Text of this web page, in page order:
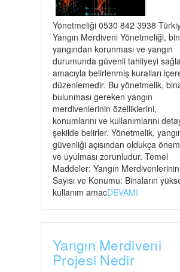
Yönetmeliği 0530 842 3938
Yangın Merdiveni Yönetmeliği,
yangından korunması ve yangın
durumunda güvenli tahliyeyi
amacıyla belirlenmiş kuralları
düzenlemedir. Bu yönetmelik,
bulunması gereken yangın
merdivenlerinin özelliklerini,
konumlarını ve kullanımlarını
şekilde belirler. Yönetmelik,
güvenliği açısından oldukça
ve uyulması zorunludur. Temel
Maddeler: Yangın Merdivenlerinin
Sayısı ve Konumu: Binaların
kullanım amacDEVAMI
Yangın Merdiveni
Projesi Nedir